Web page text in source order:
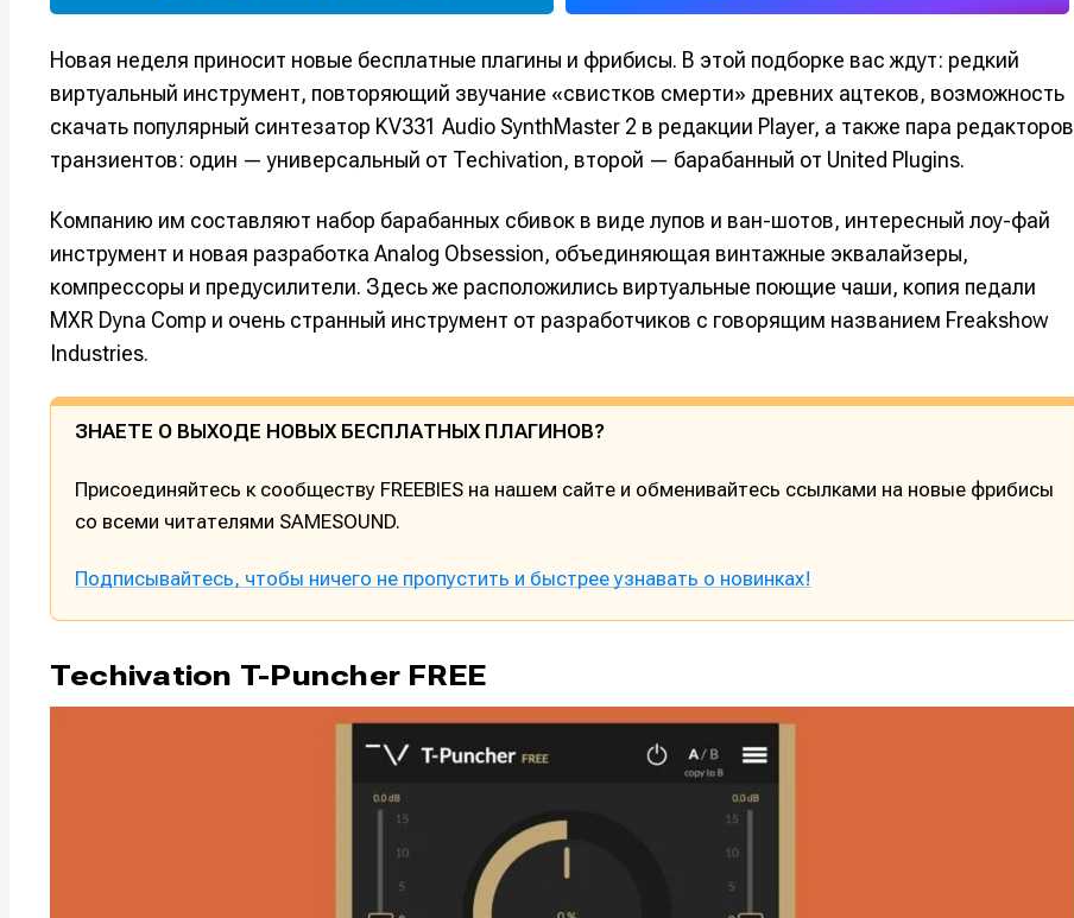
Написание
Продакшн
Инструменты
Написание
Продакшн
Инструменты
Новая неделя приносит новые бесплатные плагины и фрибисы. В этой подборке вас ждут: редкий
виртуальный инструмент, повторяющий звучание «свистков смерти» древних ацтеков, возможность
скачать популярный синтезатор KV331 Audio SynthMaster 2 в редакции Player, а также пара редакторов
транзиентов: один — универсальный от Techivation, второй — барабанный от United Plugins.
Компанию им составляют набор барабанных сбивок в виде лупов и ван-шотов, интересный лоу-фай
инструмент и новая разработка Analog Obsession, объединяющая винтажные эквалайзеры,
компрессоры и предусилители. Здесь же расположились виртуальные поющие чаши, копия педали
MXR Dyna Comp и очень странный инструмент от разработчиков с говорящим названием Freakshow
Industries.
ЗНАЕТЕ О ВЫХОДЕ НОВЫХ БЕСПЛАТНЫХ ПЛАГИНОВ?
Присоединяйтесь к сообществу FREEBIES на нашем сайте и обменивайтесь ссылками на новые фрибисы
со всеми читателями SAMESOUND.
Подписывайтесь, чтобы ничего не пропустить и быстрее узнавать о новинках!
Techivation T-Puncher FREE